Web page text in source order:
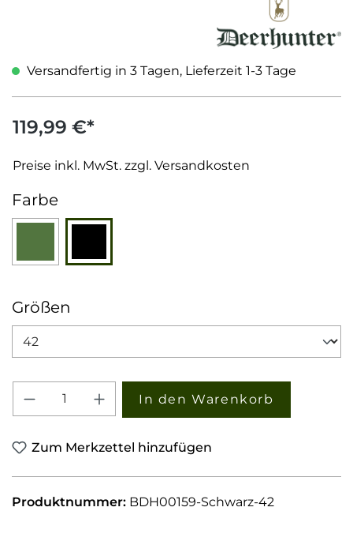
119,99 €*
Preise inkl. MwSt. zzgl. Versandkosten
Versandfertig in 3 Tagen, Lieferzeit 1-3 Tage
Farbeauswählen
Größen
Produkt Anzahl: Gib den
In den Warenkorb
Zum Merkzettel hinzufügen
Produktnummer: BDH00159-Schwarz-42